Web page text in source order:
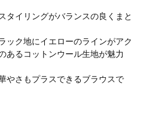
タイリングがバランスの良くまと
ック地にイエローのラインがアク
あるコットンウール生地が魅力
やさもプラスできるブラウスで